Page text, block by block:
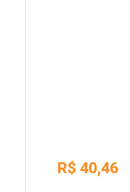
R$ 40,46